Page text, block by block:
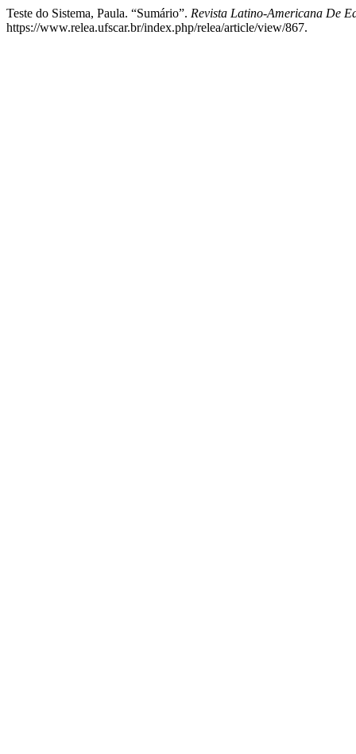
Teste do Sistema, Paula. “Sumário”. Revista Latino-Americana De
https://www.relea.ufscar.br/index.php/relea/article/view/867.